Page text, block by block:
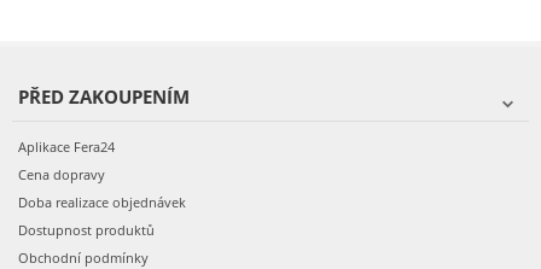
PŘED ZAKOUPENÍM
Aplikace Fera24
Cena dopravy
Doba realizace objednávek
Dostupnost produktů
Obchodní podmínky